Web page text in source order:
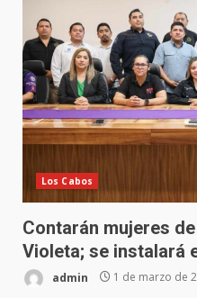
Los Cabos
Contarán mujeres
Violeta; se instalará
admin 1 de marzo de